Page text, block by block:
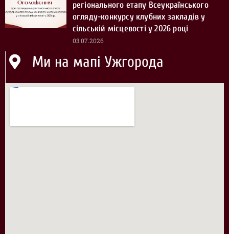
регіонального етапу Всеукраїнського
огляду-конкурсу клубних закладів у
сільській місцевості у 2026 році
03.07.2026
Ми на мапі Ужгорода